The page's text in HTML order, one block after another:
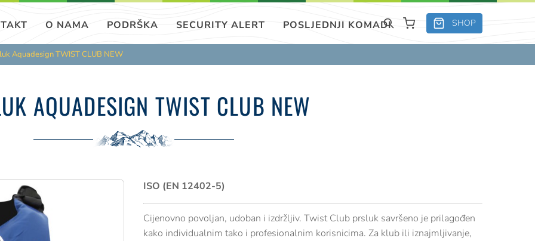
O NAMA PODRŠKA SECURITY ALERT POSLJEDNJI KOMADI SHOP
Aquadesign TWIST CLUB NEW
AQUADESIGN TWIST CLUB NEW
ISO (EN 12402-5)
Cijenovno povoljan, udoban i izdržljiv. Twist Club prsluk savršeno je prilagođen
kako individualnim tako i profesionalnim korisnicima. Za klub ili iznajmljivanje,